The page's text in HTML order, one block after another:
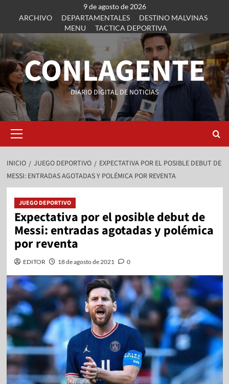
9 de agosto de 2026
ARCHIVO
DEPARTAMENTALES
DESTINO MALVINAS
MENU
TACTICA DEPORTIVA
CONLAGENTE
DIARIO DIGITAL DE NOTICIAS
INICIO JUEGO DEPORTIVO
EXPECTATIVA POR EL POSIBLE DEBUT DE
MESSI: ENTRADAS AGOTADAS Y POLÉMICA POR REVENTA
JUEGO DEPORTIVO
Expectativa por el posible debut de
Messi: entradas agotadas y polémica
por reventa
EDITOR 18 de agosto de 2021 0